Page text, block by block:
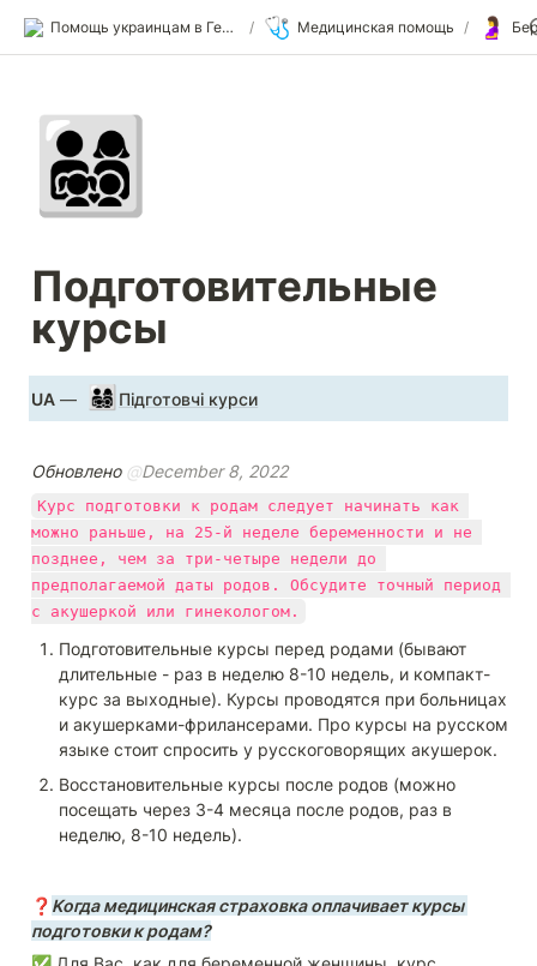
Помощь украинцам в Германии / 🩺 Медицинская помощь / 🤰
👨‍👩‍👧‍👦
Подготовительные
курсы
UA — 👨‍👩‍👧‍👦 Підготовчі курси
Обновлено @December 8, 2022
Курс подготовки к родам следует начинать как
можно раньше, на 25-й неделе беременности и не
позднее, чем за три-четыре недели до
предполагаемой даты родов. Обсудите точный период
с акушеркой или гинекологом.
Подготовительные курсы перед родами (бывают
длительные - раз в неделю 8-10 недель, и компакт-
курс за выходные). Курсы проводятся при больницах
и акушерками-фрилансерами. Про курсы на русском
языке стоит спросить у русскоговорящих акушерок.
Восстановительные курсы после родов (можно
посещать через 3-4 месяца после родов, раз в
неделю, 8-10 недель).
❓ Kогда медицинская страховка оплачивает курсы
подготовки к родам?